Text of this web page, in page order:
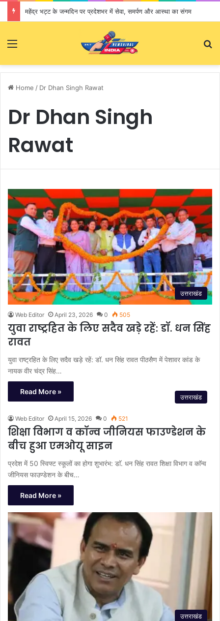
महेंद्र भट्ट के जन्मदिन पर प्रदेशभर में सेवा, समर्पण और आस्था का संगम
Home / Dr Dhan Singh Rawat
Dr Dhan Singh
Rawat
उत्तराखंड
Web Editor April 23, 2026 0 505
युवा राष्ट्रहित के लिए सदैव खड़े रहें: डॉ. धन सिंह
रावत
युवा राष्ट्रहित के लिए सदैव खड़े रहें: डॉ. धन सिंह रावत पीठसैण में पेशावर कांड के
नायक वीर चंद्र सिंह…
Read More »
उत्तराखंड
Web Editor April 15, 2026 0 521
शिक्षा विभाग व काॅन्व जीनियस फाउण्डेशन के
बीच हुआ एमओयू साइन
प्रदेश में 50 स्विफ्ट स्कूलों का होगा शुभारंभ: डाॅ. धन सिंह रावत शिक्षा विभाग व काॅन्व
जीनियस फाउण्डेशन के बीच…
Read More »
उत्तराखंड